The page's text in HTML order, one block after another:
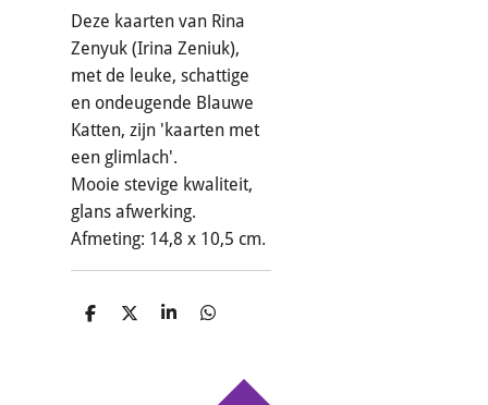
Deze kaarten van Rina
Zenyuk (Irina Zeniuk),
met de leuke, schattige
en ondeugende Blauwe
Katten, zijn 'kaarten met
een glimlach'.
Mooie stevige kwaliteit,
glans afwerking.
Afmeting: 14,8 x 10,5 cm.
D
D
S
D